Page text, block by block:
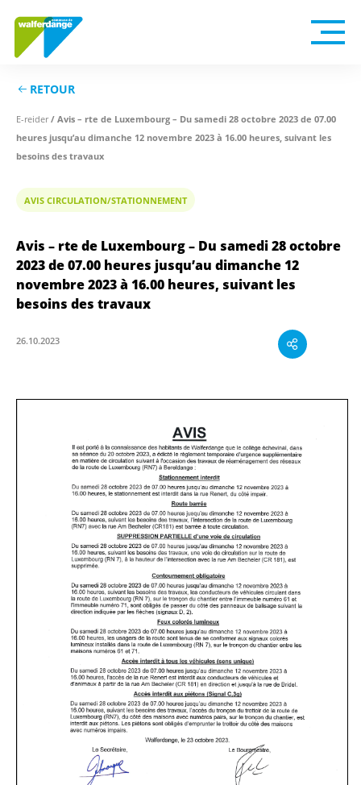
RETOUR
E-reider/ Avis – rte de Luxembourg – Du samedi 28 octobre 2023 de 07.00
heures jusqu’au dimanche 12 novembre 2023 à 16.00 heures, suivant les
besoins des travaux
AVIS CIRCULATION/STATIONNEMENT
Avis – rte de Luxembourg – Du samedi 28 octobre
2023 de 07.00 heures jusqu’au dimanche 12
novembre 2023 à 16.00 heures, suivant les
besoins des travaux
26.10.2023